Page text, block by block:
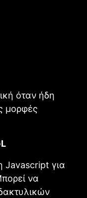
όταν ήδη
μορφές
Javascript για
να